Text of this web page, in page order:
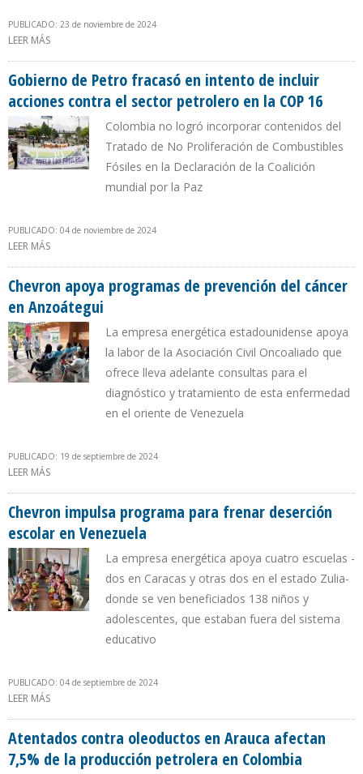
PUBLICADO: 23 de noviembre de 2024
LEER MÁS
Gobierno de Petro fracasó en intento de incluir
acciones contra el sector petrolero en la COP 16
Colombia no logró incorporar contenidos del
Tratado de No Proliferación de Combustibles
Fósiles en la Declaración de la Coalición
mundial por la Paz
PUBLICADO: 04 de noviembre de 2024
LEER MÁS
Chevron apoya programas de prevención del cáncer
en Anzoátegui
La empresa energética estadounidense apoya
la labor de la Asociación Civil Oncoaliado que
ofrece lleva adelante consultas para el
diagnóstico y tratamiento de esta enfermedad
en el oriente de Venezuela
PUBLICADO: 19 de septiembre de 2024
LEER MÁS
Chevron impulsa programa para frenar deserción
escolar en Venezuela
La empresa energética apoya cuatro escuelas -
dos en Caracas y otras dos en el estado Zulia-
donde se ven beneficiados 138 niños y
adolescentes, que estaban fuera del sistema
educativo
PUBLICADO: 04 de septiembre de 2024
LEER MÁS
Atentados contra oleoductos en Arauca afectan
7,5% de la producción petrolera en Colombia